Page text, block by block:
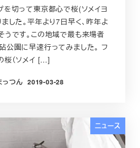
を切って東京都心で桜(ソメイヨ
した。平年より7日早く、昨年よ
うです。この地域で最も来場者
公園に早速行ってみました。 フ
桜（ソメイ […]
っつん
投稿日
2019-03-28
ニュース